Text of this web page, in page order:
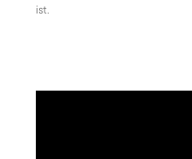
ist.